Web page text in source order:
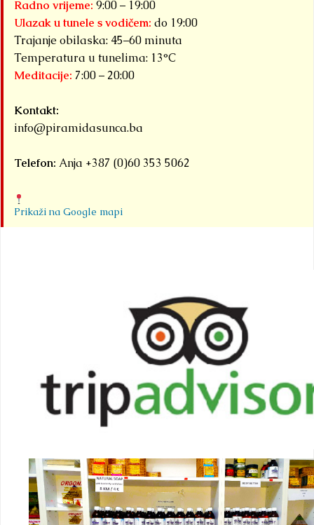
Radno vrijeme: 9:00 – 19:00
Ulazak u tunele s vodičem: do 19:00
Trajanje obilaska: 45–60 minuta
Temperatura u tunelima: 13°C
Meditacije: 7:00 – 20:00
Kontakt:
info@piramidasunca.ba
Telefon: Anja +387 (0)60 353 5062
Prikaži na Google mapi